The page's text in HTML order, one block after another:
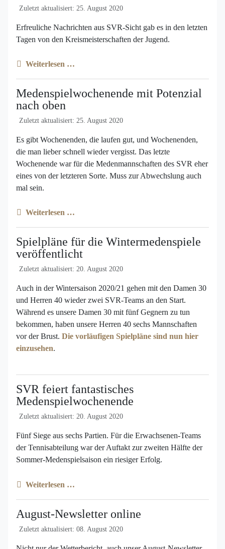
Zuletzt aktualisiert: 25. August 2020
Erfreuliche Nachrichten aus SVR-Sicht gab es in den letzten
Tagen von den Kreismeisterschaften der Jugend.
Weiterlesen …
Medenspielwochenende mit Potenzial
nach oben
Zuletzt aktualisiert: 25. August 2020
Es gibt Wochenenden, die laufen gut, und Wochenenden,
die man lieber schnell wieder vergisst. Das letzte
Wochenende war für die Medenmannschaften des SVR eher
eines von der letzteren Sorte. Muss zur Abwechslung auch
mal sein.
Weiterlesen …
Spielpläne für die Wintermedenspiele
veröffentlicht
Zuletzt aktualisiert: 20. August 2020
Auch in der Wintersaison 2020/21 gehen mit den Damen 30
und Herren 40 wieder zwei SVR-Teams an den Start.
Während es unsere Damen 30 mit fünf Gegnern zu tun
bekommen, haben unsere Herren 40 sechs Mannschaften
vor der Brust. Die vorläufigen Spielpläne sind nun hier
einzusehen.
SVR feiert fantastisches
Medenspielwochenende
Zuletzt aktualisiert: 20. August 2020
Fünf Siege aus sechs Partien. Für die Erwachsenen-Teams
der Tennisabteilung war der Auftakt zur zweiten Hälfte der
Sommer-Medenspielsaison ein riesiger Erfolg.
Weiterlesen …
August-Newsletter online
Zuletzt aktualisiert: 08. August 2020